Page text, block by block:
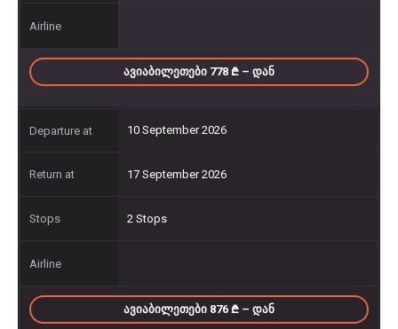
ᲐᲕᲘᲐᲑᲘᲚᲔᲗᲔᲑᲘ 778 – ᲓᲐᲜ
10 September 2026
17 September 2026
2 Stops
ᲐᲕᲘᲐᲑᲘᲚᲔᲗᲔᲑᲘ 876 – ᲓᲐᲜ